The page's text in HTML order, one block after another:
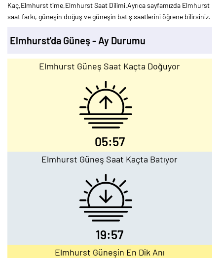
Kaç,Elmhurst time,Elmhurst Saat Dilimi.Ayrıca sayfamızda Elmhurst
saat farkı, güneşin doğuş ve güneşin batış saatlerini öğrene bilirsiniz.
Elmhurst'da Güneş - Ay Durumu
Elmhurst Güneş Saat Kaçta Doğuyor
05:57
Elmhurst Güneş Saat Kaçta Batıyor
19:57
Elmhurst Güneşin En Dik Anı